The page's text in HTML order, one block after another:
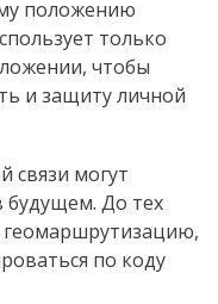
положению
только
чтобы
и защиту личной
могут
До тех
геомаршрутизацию,
по коду